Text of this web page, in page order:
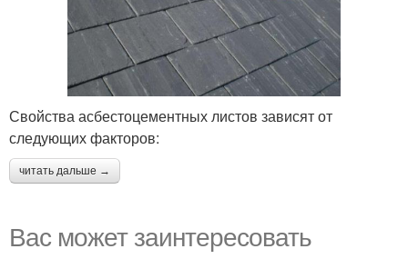
Свойства асбестоцементных листов зависят от
следующих факторов:
читать дальше →
Вас может заинтересовать